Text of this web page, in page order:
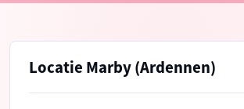
Locatie Marby (Ardennen)